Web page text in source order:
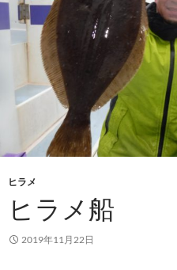
ヒラメ
ヒラメ船
2019年11月22日